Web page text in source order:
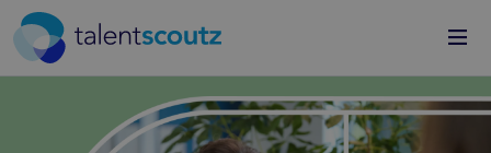
Overslaan en naar de inhoud gaan